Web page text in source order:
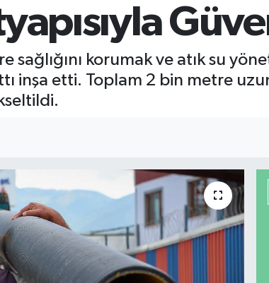
sağlığını korumak ve atık su
inşa etti. Toplam 2 bin metre